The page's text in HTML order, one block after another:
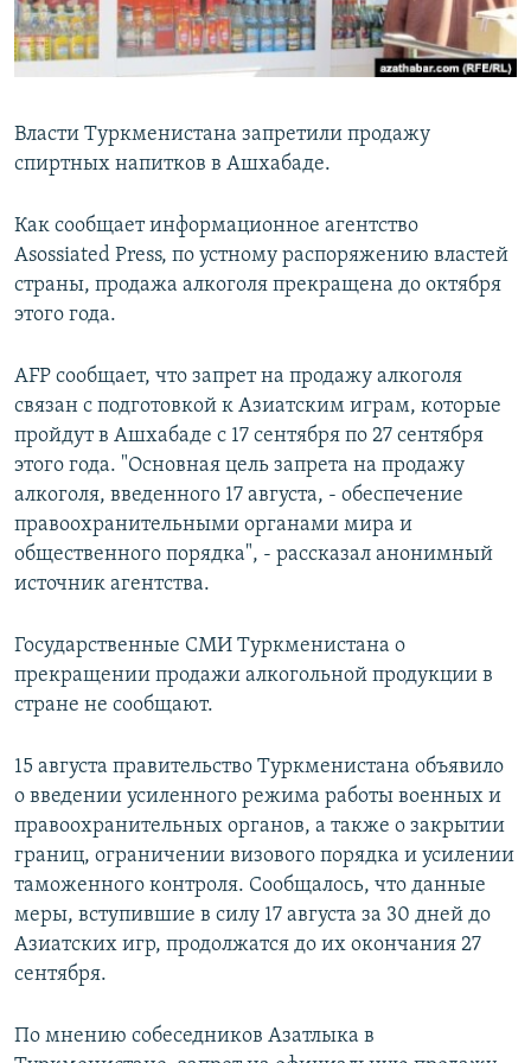
Власти Туркменистана запретили продажу
спиртных напитков в Ашхабаде.
Как сообщает информационное агентство
Asossiated Press, по устному распоряжению властей
страны, продажа алкоголя прекращена до октября
этого года.
AFP сообщает, что запрет на продажу алкоголя
связан с подготовкой к Азиатским играм, которые
пройдут в Ашхабаде с 17 сентября по 27 сентября
этого года. "Основная цель запрета на продажу
алкоголя, введенного 17 августа, - обеспечение
правоохранительными органами мира и
общественного порядка", - рассказал анонимный
источник агентства.
Государственные СМИ Туркменистана о
прекращении продажи алкогольной продукции в
стране не сообщают.
15 августа правительство Туркменистана объявило
о введении усиленного режима работы военных и
правоохранительных органов, а также о закрытии
границ, ограничении визового порядка и усилении
таможенного контроля. Сообщалось, что данные
меры, вступившие в силу 17 августа за 30 дней до
Азиатских игр, продолжатся до их окончания 27
сентября.
По мнению собеседников Азатлыка в